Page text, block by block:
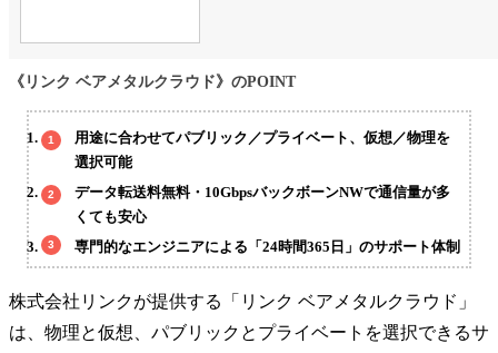
《リンク ベアメタルクラウド》のPOINT
用途に合わせてパブリック／プライベート、仮想／物理を
選択可能
データ転送料無料・10GbpsバックボーンNWで通信量が多
くても安心
専門的なエンジニアによる「24時間365日」のサポート体制
株式会社リンクが提供する「リンク ベアメタルクラウド」
は、物理と仮想、パブリックとプライベートを選択できるサ